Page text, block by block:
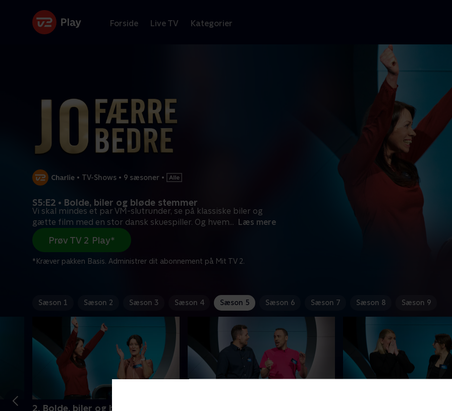
Forside Live TV Kategorier
• TV-Shows • 9 sæsoner •
S5:E2 • Bolde, biler og bløde stemmer
Vi skal mindes et par VM-slutrunder, se på klassiske biler og
gætte film med en stor dansk skuespiller. Og hvem... Læs mere
Prøv TV 2 Play*
*Kræver pakken Basis. Administrer dit abonnement på Mit TV 2.
Sæson 1 Sæson 2 Sæson 3 Sæson 4 Sæson 5 Sæson 6 Sæson 7 Sæson 8 Sæson 9
2. Bolde, biler og bløde stemmer